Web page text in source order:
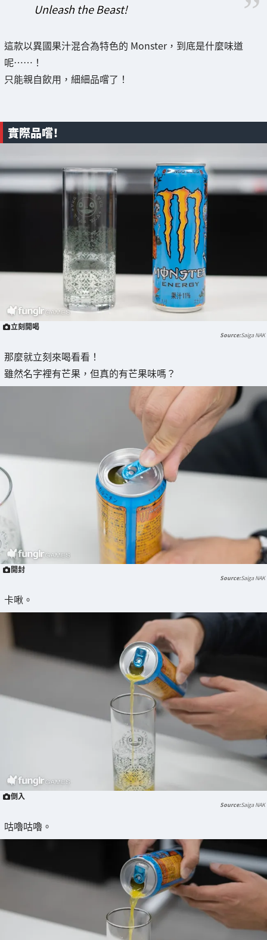
Unleash the Beast!
這款以異國果汁混合為特色的 Monster，到底是什麼味道
呢……！
只能親自飲用，細細品嚐了！
實際品嚐！
立刻開喝
Saiga NAK
那麼就立刻來喝看看！
雖然名字裡有芒果，但真的有芒果味嗎？
開封
Saiga NAK
卡啾。
倒入
Saiga NAK
咕嚕咕嚕。